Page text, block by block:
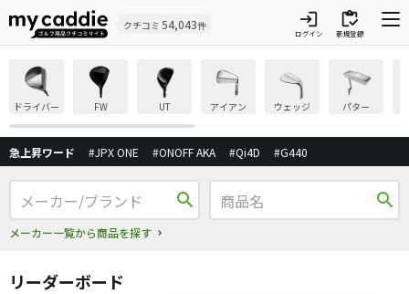
クチコミ 54,043件 login
ログイン
inventory
新規登録
ドライバー FW UT アイアン ウェッジ パター
急上昇ワード #JPX ONE #ONOFF AKA #Qi4D #G440
search
メーカー一覧から商品を探す
search
リーダーボード